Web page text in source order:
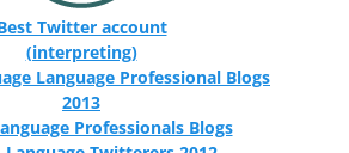
Twitter account
(interpreting)
Language Professional Blogs
2013
Professionals Blogs